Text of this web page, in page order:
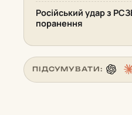
Російський удар з
поранення
ПІДСУМУВАТИ: